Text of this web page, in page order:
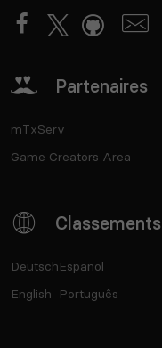
Partenaires
mTxServ
Game Creators Area
Classements
Deutsch
English
Español
Português